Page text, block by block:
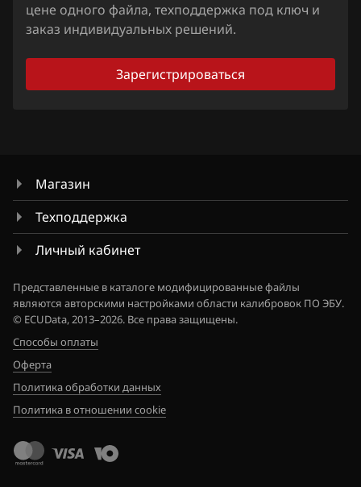
GMC
Hawtai
Honda
Hongqi
Hummer
Hyundai
Infiniti
Iveco
ML 63 AMG (W164, W166)
R 171, SLK 280 231hp
R 230, SL 350 (W230)
S 450 (W221)
S 500 (W221)
S 550 (W221)
Viano, Vito (W639) 3.5 258hp
цене одного файла, техподдержка под ключ и
заказ индивидуальных решений.
Зарегистрироваться
Магазин
Техподдержка
Личный кабинет
Представленные в каталоге модифицированные файлы
являются авторскими настройками области калибровок ПО ЭБУ.
© ECUData, 2013–2026. Все права защищены.
Способы оплаты
Оферта
Политика обработки данных
Политика в отношении cookie